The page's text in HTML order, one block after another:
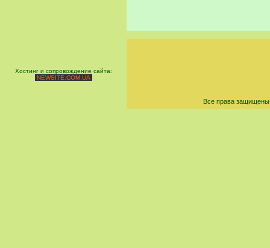
Хостинг и сопровождение сайта:
NEWSITE.COM.UA
Все права